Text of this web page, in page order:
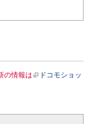
の情報は
ドコモショッ